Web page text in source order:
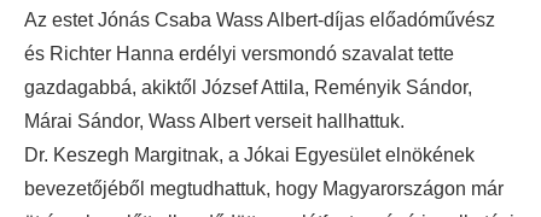
Az estet Jónás Csaba Wass Albert-díjas előadóművész
és Richter Hanna erdélyi versmondó szavalat tette
gazdagabbá, akiktől József Attila, Reményik Sándor,
Márai Sándor, Wass Albert verseit hallhattuk.
Dr. Keszegh Margitnak, a Jókai Egyesület elnökének
bevezetőjéből megtudhattuk, hogy Magyarországon már